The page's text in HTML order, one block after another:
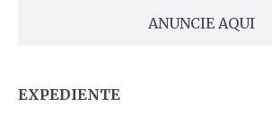
ANUNCIE AQUI
EXPEDIENTE